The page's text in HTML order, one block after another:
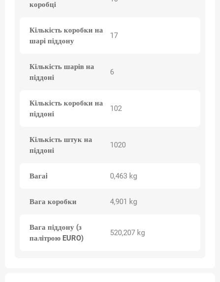
коробці
Кількість коробки на
шарі піддону
17
Кількість шарів на
піддоні
6
Кількість коробки на
піддоні
102
Кількість штук на
піддоні
1020
Вагаi 0,463 kg
Вага коробки 4,901 kg
Вага піддону (з
палітрою EURO)
520,207 kg